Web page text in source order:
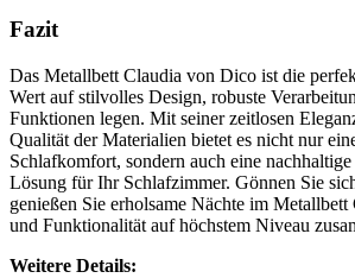
Fazit
Das Metallbett Claudia von Dico ist die
Wert auf stilvolles Design, robuste
Funktionen legen. Mit seiner zeitlosen
Qualität der Materialien bietet es nicht nur
Schlafkomfort, sondern auch eine
Lösung für Ihr Schlafzimmer. Gönnen Sie
genießen Sie erholsame Nächte im
und Funktionalität auf höchstem Niveau
Weitere Details: